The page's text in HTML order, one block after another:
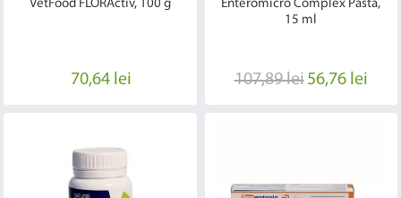
VetFood FLORActiv, 100 g
70,64 lei
Enteromicro Complex Pasta,
15 ml
107,89 lei 56,76 lei